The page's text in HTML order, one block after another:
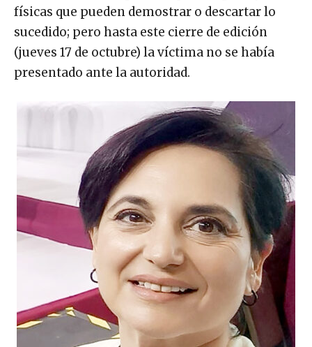
físicas que pueden demostrar o descartar lo
sucedido; pero hasta este cierre de edición
(jueves 17 de octubre) la víctima no se había
presentado ante la autoridad.